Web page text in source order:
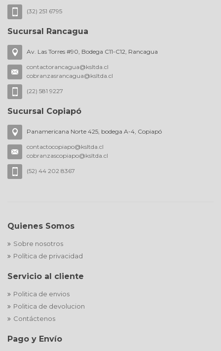
(32) 251 6795
Sucursal Rancagua
Av. Las Torres #90, Bodega C11-C12, Rancagua
contactorancagua@ksltda.cl
cobranzasrancagua@ksltda.cl
(22) 581 9227
Sucursal Copiapó
Panamericana Norte 425, bodega A-4, Copiapó
contactocopiapo@ksltda.cl
cobranzascopiapo@ksltda.cl
(52) 44 202 8367
Quienes Somos
Sobre nosotros
Política de privacidad
Servicio al cliente
Politica de envios
Politica de devolucion
Contáctenos
Pago y Envío